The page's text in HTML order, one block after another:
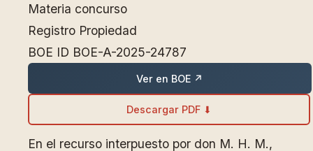
Materia concurso
Registro Propiedad
BOE ID BOE-A-2025-24787
Ver en BOE ↗
Descargar PDF ⬇
En el recurso interpuesto por don M. H. M.,